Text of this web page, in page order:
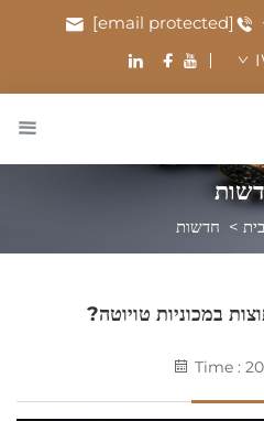
[email protected]
> חדשות
במכוניות טויוטה?
Time :